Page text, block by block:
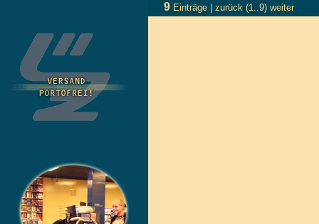
9 Einträge | zurück (1..9) weiter